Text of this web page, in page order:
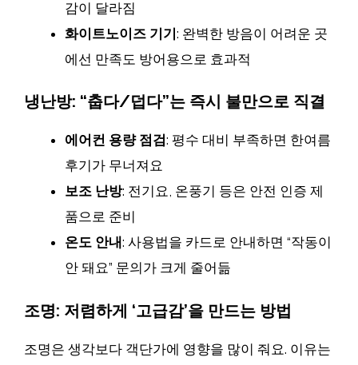
감이 달라짐
화이트노이즈 기기: 완벽한 방음이 어려운 곳
에선 만족도 방어용으로 효과적
냉난방: “춥다/덥다”는 즉시 불만으로 직결
에어컨 용량 점검: 평수 대비 부족하면 한여름
후기가 무너져요
보조 난방: 전기요, 온풍기 등은 안전 인증 제
품으로 준비
온도 안내: 사용법을 카드로 안내하면 “작동이
안 돼요” 문의가 크게 줄어듦
조명: 저렴하게 ‘고급감’을 만드는 방법
조명은 생각보다 객단가에 영향을 많이 줘요. 이유는